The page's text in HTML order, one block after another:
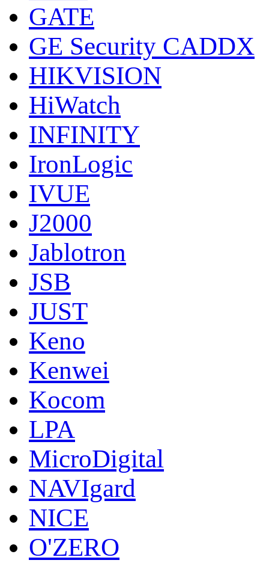
GATE
GE Security CADDX
HIKVISION
HiWatch
INFINITY
IronLogic
IVUE
J2000
Jablotron
JSB
JUST
Keno
Kenwei
Kocom
LPA
MicroDigital
NAVIgard
NICE
O'ZERO